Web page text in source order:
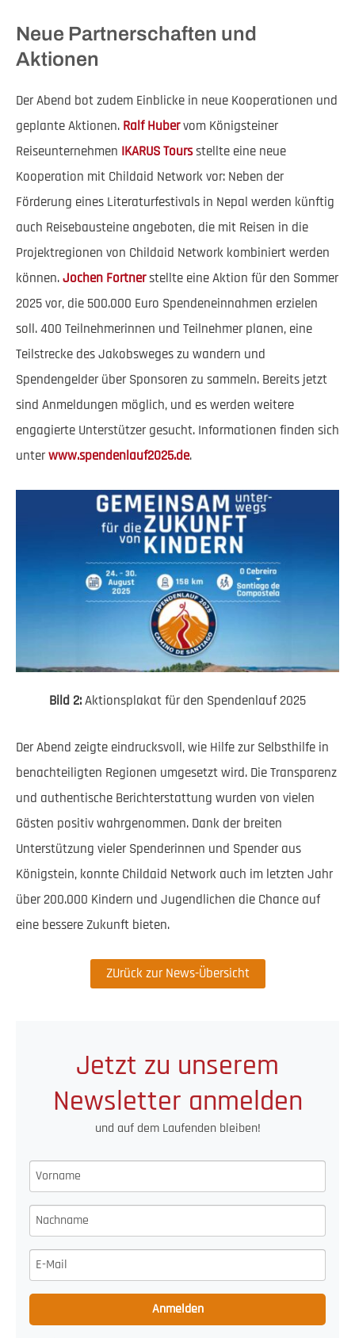
Neue Partnerschaften und
Aktionen
Der Abend bot zudem Einblicke in neue Kooperationen und
geplante Aktionen. Ralf Hubervom Königsteiner
Reiseunternehmen IKARUS Toursstellte eine neue
Kooperation mit Childaid Network vor: Neben der
Förderung eines Literaturfestivals in Nepal werden künftig
auch Reisebausteine angeboten, die mit Reisen in die
Projektregionen von Childaid Network kombiniert werden
können.Jochen Fortnerstellte eine Aktion für den Sommer
2025 vor, die 500.000 Euro Spendeneinnahmen erzielen
soll. 400 Teilnehmerinnen und Teilnehmer planen, eine
Teilstrecke des Jakobsweges zu wandern und
Spendengelder über Sponsoren zu sammeln. Bereits jetzt
sind Anmeldungen möglich, und es werden weitere
engagierte Unterstützer gesucht. Informationen finden sich
unterwww.spendenlauf2025.de.
Bild 2:Aktionsplakat für den Spendenlauf 2025
Der Abend zeigte eindrucksvoll, wie Hilfe zur Selbsthilfe in
benachteiligten Regionen umgesetzt wird. Die Transparenz
und authentische Berichterstattung wurden von vielen
Gästen positiv wahrgenommen. Dank der breiten
Unterstützung vieler Spenderinnen und Spender aus
Königstein, konnte Childaid Network auch im letzten Jahr
über 200.000 Kindern und Jugendlichen die Chance auf
eine bessere Zukunft bieten.
ZUrück zur News-Übersicht
Jetzt zu unserem
Newsletter anmelden
und auf dem Laufenden bleiben!
Anmelden